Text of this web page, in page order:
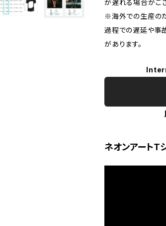
が遅れる場合がご
※海外での生産の
過程での遅延や事
があります。
ネオンアートT